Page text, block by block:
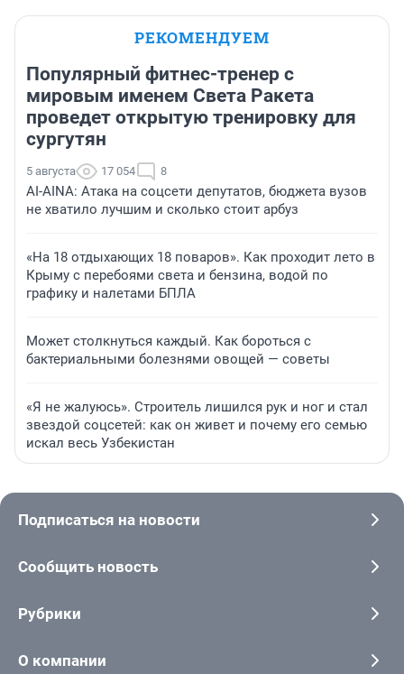
РЕКОМЕНДУЕМ
Популярный фитнес-тренер с
мировым именем Света Ракета
проведет открытую тренировку для
сургутян
5 августа 17 054 8
AI-AINA: Атака на соцсети депутатов, бюджета вузов
не хватило лучшим и сколько стоит арбуз
«На 18 отдыхающих 18 поваров». Как проходит лето в
Крыму с перебоями света и бензина, водой по
графику и налетами БПЛА
Может столкнуться каждый. Как бороться с
бактериальными болезнями овощей — советы
«Я не жалуюсь». Строитель лишился рук и ног и стал
звездой соцсетей: как он живет и почему его семью
искал весь Узбекистан
Подписаться на новости
Сообщить новость
Рубрики
О компании